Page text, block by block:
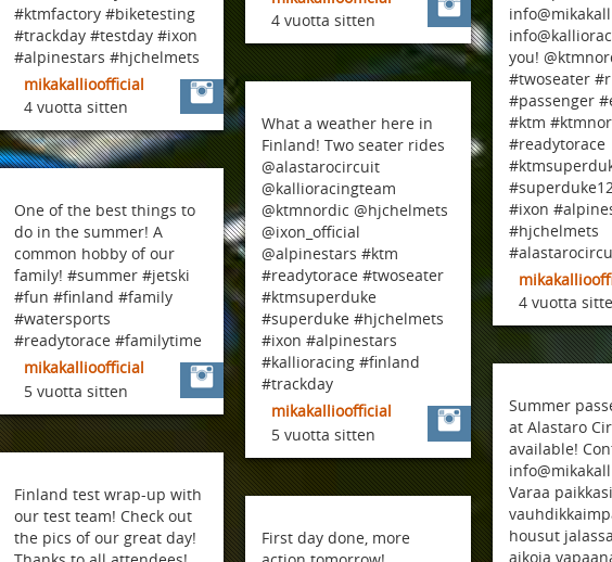
#ktmfactory #biketesting
#trackday #testday #ixon
#alpinestars #hjchelmets
mikakallioofficial
4 vuotta sitten
4 vuotta sitten
you!
#twoseater
#passenger
#ktm
#readytorace
#ixon
#hjchelmets
4 vuotta
One of the best things to
do in the summer! A
common hobby of our
family! #summer #jetski
#fun #finland #family
#watersports
#readytorace #familytime
mikakallioofficial
5 vuotta sitten
What a weather here in
Finland! Two seater rides
@alastarocircuit
@kallioracingteam
@ktmnordic @hjchelmets
@ixon_official
@alpinestars #ktm
#readytorace #twoseater
#ktmsuperduke
#superduke #hjchelmets
#ixon #alpinestars
#kallioracing #finland
#trackday
mikakallioofficial
5 vuotta sitten
Summer
at Alastaro
available!
Varaa
housut
aikoja
Finland test wrap-up with
our test team! Check out
the pics of our great day!
First day done, more